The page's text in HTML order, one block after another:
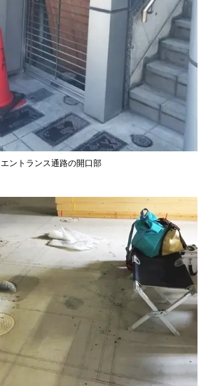
エントランス通路の開口部